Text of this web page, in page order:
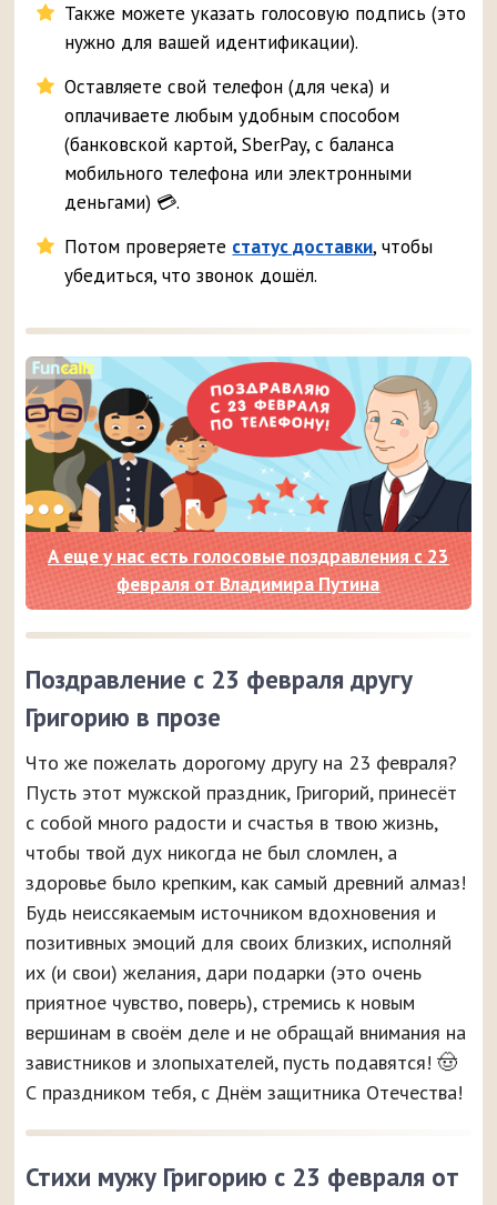
Также можете указать голосовую подпись (это
нужно для вашей идентификации).
Оставляете свой телефон (для чека) и
оплачиваете любым удобным способом
(банковской картой, SberPay, с баланса
мобильного телефона или электронными
деньгами) 💳.
Потом проверяете статус доставки, чтобы
убедиться, что звонок дошёл.
А еще у нас есть голосовые поздравления с 23
февраля от Владимира Путина
Поздравление с 23 февраля другу
Григорию в прозе
Что же пожелать дорогому другу на 23 февраля?
Пусть этот мужской праздник, Григорий, принесёт
с собой много радости и счастья в твою жизнь,
чтобы твой дух никогда не был сломлен, а
здоровье было крепким, как самый древний алмаз!
Будь неиссякаемым источником вдохновения и
позитивных эмоций для своих близких, исполняй
их (и свои) желания, дари подарки (это очень
приятное чувство, поверь), стремись к новым
вершинам в своём деле и не обращай внимания на
завистников и злопыхателей, пусть подавятся! 🤠
С праздником тебя, с Днём защитника Отечества!
Стихи мужу Григорию с 23 февраля от